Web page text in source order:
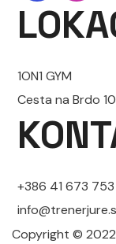
1ON1 GYM
Cesta na Brdo
+386 41 673 753
Copyright © 2022